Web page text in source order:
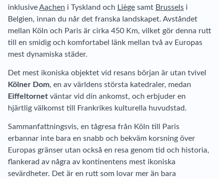
inklusiveAachen i Tyskland och Liège samt Brussels i
Belgien, innan du når det franska landskapet. Avståndet
mellan Köln och Paris är cirka 450 Km, vilket gör denna rutt
till en smidig och komfortabel länk mellan två av Europas
mest dynamiska städer.
Det mest ikoniska objektet vid resans början är utan tvivel
Kölner Dom, en av världens största katedraler, medan
Eiffeltornet väntar vid din ankomst, och erbjuder en
hjärtlig välkomst till Frankrikes kulturella huvudstad.
Sammanfattningsvis, en tågresa från Köln till Paris
erbannar inte bara en snabb och bekväm korsning över
Europas gränser utan också en resa genom tid och historia,
flankerad av några av kontinentens mest ikoniska
sevärdheter. Det är en rutt som lovar mer än bara